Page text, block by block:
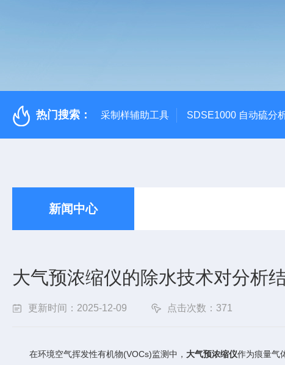
热门搜索： 采制样辅助工具 SDSE1000 自动硫分
新闻中心
大气预浓缩仪的除水技术对分析
更新时间：2025-12-09 点击次数：371
在环境空气挥发性有机物(VOCs)监测中， 大气预浓缩仪作为痕量气